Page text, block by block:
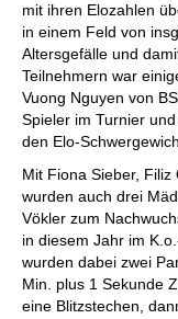
mit ihren Elozahlen
in einem Feld von
Altersgefälle und
Teilnehmern war
Vuong Nguyen von
Spieler im Turnier
den Elo-
Mit Fiona Sieber,
wurden auch drei
Vökler zum
in diesem Jahr im
wurden dabei zwei
Min. plus 1 Sekunde
eine Blitzstechen,